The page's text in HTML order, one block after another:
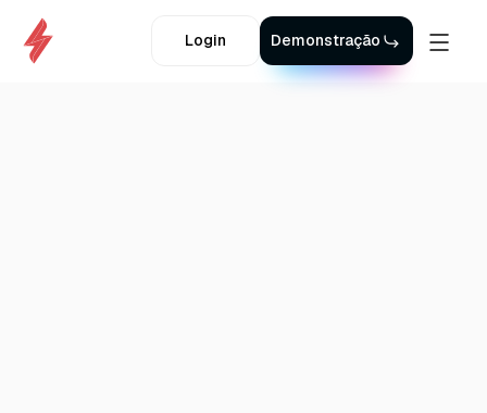
Login Demonstração